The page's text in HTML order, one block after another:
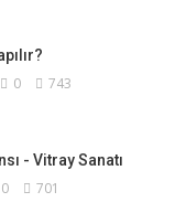
0 743
- Vitray Sanatı
0 701